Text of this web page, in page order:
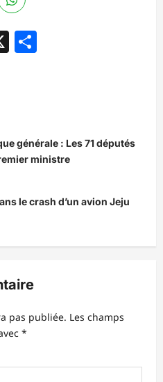
X
générale : Les 71 députés
ministre
le crash d’un avion Jeju
pas publiée. Les champs
*